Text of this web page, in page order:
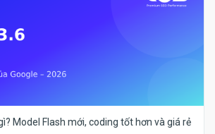
Model Flash mới, coding tốt hơn và giá rẻ